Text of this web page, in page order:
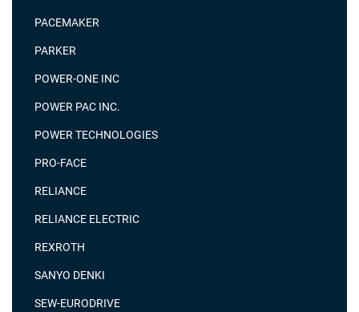
PACEMAKER
PARKER
POWER-ONE INC
POWER PAC INC.
POWER TECHNOLOGIES
PRO-FACE
RELIANCE
RELIANCE ELECTRIC
REXROTH
SANYO DENKI
SEW-EURODRIVE